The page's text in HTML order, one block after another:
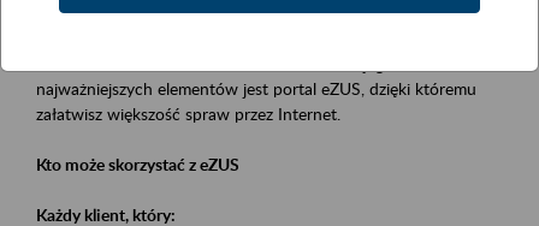
Platforma Usług Elektronicznych eZUS
najważniejszych elementów jest portal eZUS, dzięki któremu
załatwisz większość spraw przez Internet.
Kto może skorzystać z eZUS
Każdy klient, który: